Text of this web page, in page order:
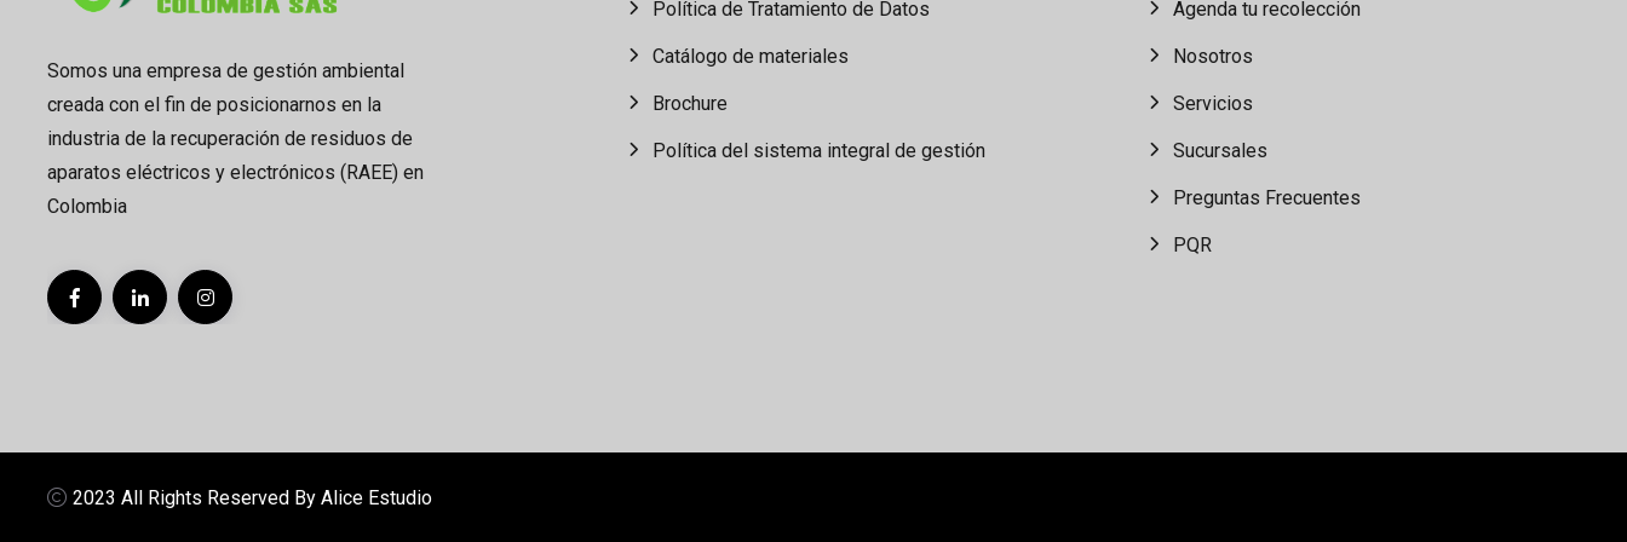
Somos una empresa de gestión ambiental
creada con el fin de posicionarnos en la
industria de la recuperación de residuos de
aparatos eléctricos y electrónicos (RAEE) en
Colombia
Política de Tratamiento de Datos
Catálogo de materiales
Brochure
Política del sistema integral de gestión
Agenda tu recolección
Nosotros
Servicios
Sucursales
Preguntas Frecuentes
PQR
2023 All Rights Reserved By Alice Estudio